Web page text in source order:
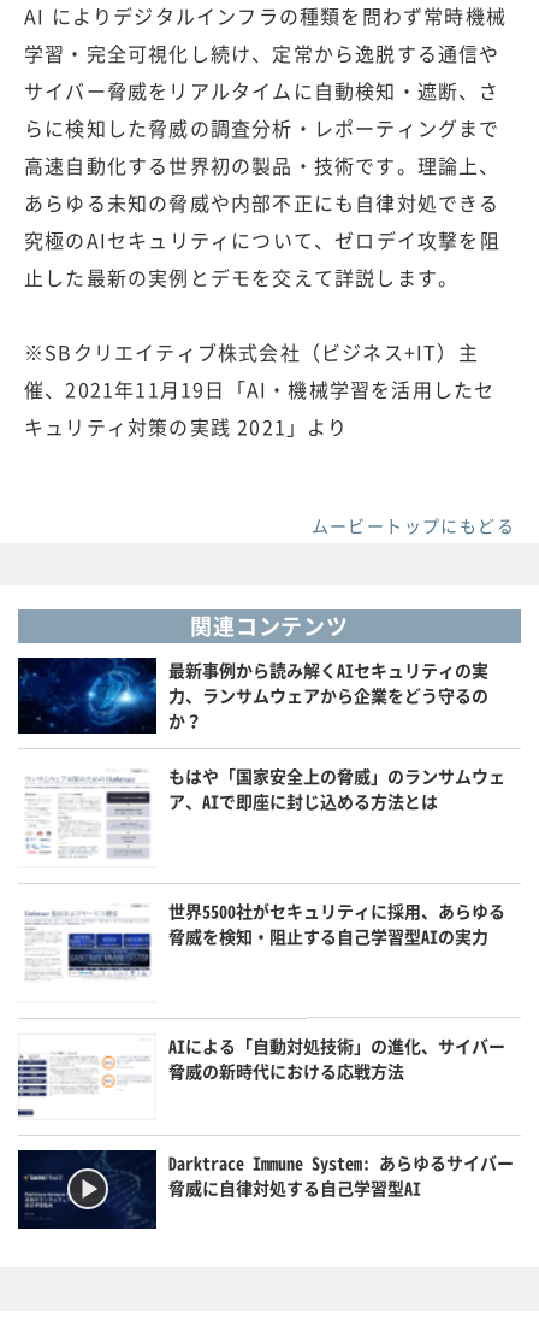
AI によりデジタルインフラの種類を問わず常時機械
学習・完全可視化し続け、定常から逸脱する通信や
サイバー脅威をリアルタイムに自動検知・遮断、さ
らに検知した脅威の調査分析・レポーティングまで
高速自動化する世界初の製品・技術です。理論上、
あらゆる未知の脅威や内部不正にも自律対処できる
究極のAIセキュリティについて、ゼロデイ攻撃を阻
止した最新の実例とデモを交えて詳説します。
※SBクリエイティブ株式会社（ビジネス+IT）主
催、2021年11月19日「AI・機械学習を活用したセ
キュリティ対策の実践 2021」より
ムービートップにもどる
関連コンテンツ
最新事例から読み解くAIセキュリティの実
力、ランサムウェアから企業をどう守るの
か？
もはや「国家安全上の脅威」のランサムウェ
ア、AIで即座に封じ込める方法とは
世界5500社がセキュリティに採用、あらゆる
脅威を検知・阻止する自己学習型AIの実力
AIによる「自動対処技術」の進化、サイバー
脅威の新時代における応戦方法
Darktrace Immune System: あらゆるサイバー
脅威に自律対処する自己学習型AI